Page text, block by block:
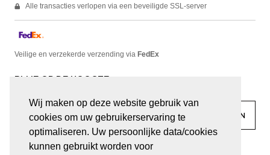
Wij maken op deze website gebruik van
cookies om uw gebruikerservaring te
optimaliseren. Uw persoonlijke data/cookies
kunnen gebruikt worden voor
Alle transacties verlopen via een beveiligde SSL-server
Veilige en verzekerde verzending via FedEx
BLIJF OP DE HOOGTE
facebook linkedin